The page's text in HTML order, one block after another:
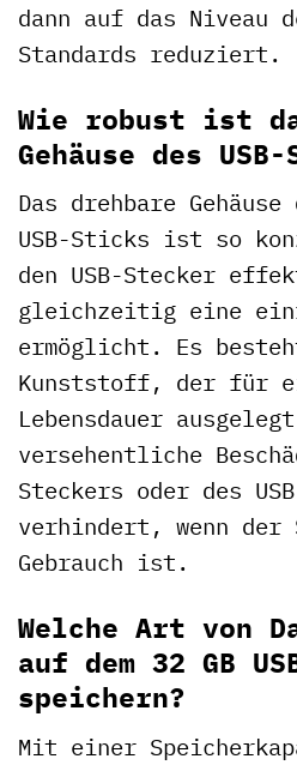
dann auf das Niveau
Standards reduziert.
Wie robust ist
Gehäuse des
Das drehbare Gehäuse
USB-Sticks ist so
den USB-Stecker
gleichzeitig eine
ermöglicht. Es
Kunststoff, der für
Lebensdauer
versehentliche
Steckers oder des
verhindert, wenn
Gebrauch ist.
Welche Art von
auf dem 32 GB
speichern?
Mit einer